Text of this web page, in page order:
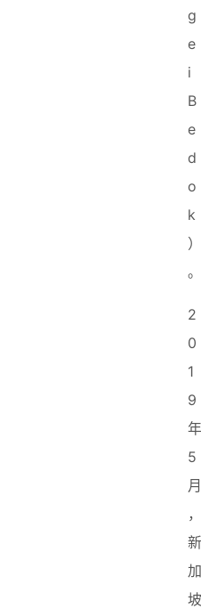
g
e
i
B
e
d
o
k
）
。
2
0
1
9
年
5
月
，
新
加
坡